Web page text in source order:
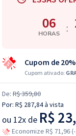
06
HORAS :
Cupom de
Cupom ativado:
De: R$ 359,80
Por: R$ 287,84à vista
ou 12x de R$
Economize R$ 71,96